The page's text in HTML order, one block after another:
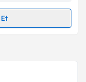
bilgilendireceğiz.